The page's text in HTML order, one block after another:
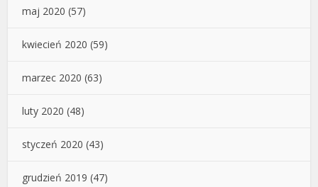
maj 2020 (57)
kwiecień 2020 (59)
marzec 2020 (63)
luty 2020 (48)
styczeń 2020 (43)
grudzień 2019 (47)